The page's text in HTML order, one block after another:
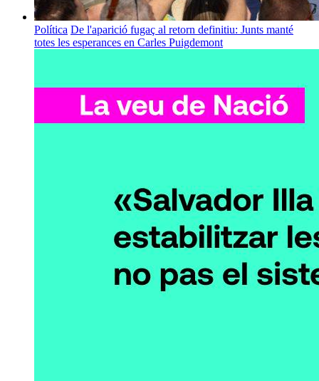
Política De l'aparició fugaç al retorn definitiu: Junts manté
totes les esperances en Carles Puigdemont